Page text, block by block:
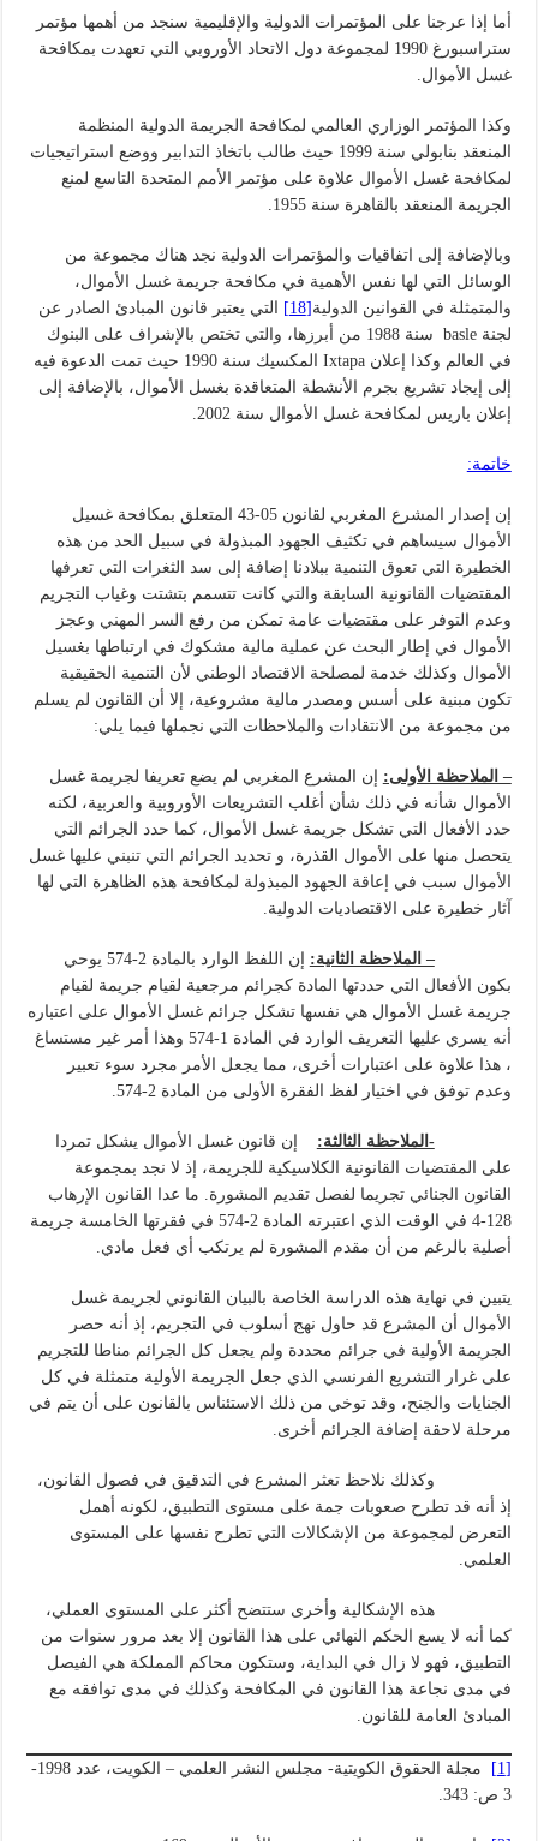
أما إذا عرجنا على المؤتمرات الدولية والإقليمية سنجد من أهمها مؤتمر
ستراسبورغ 1990 لمجموعة دول الاتحاد الأوروبي التي تعهدت بمكافحة
غسل الأموال.
وكذا المؤتمر الوزاري العالمي لمكافحة الجريمة الدولية المنظمة
المنعقد بنابولي سنة 1999 حيث طالب باتخاذ التدابير ووضع استراتيجيات
لمكافحة غسل الأموال علاوة على مؤتمر الأمم المتحدة التاسع لمنع
الجريمة المنعقد بالقاهرة سنة 1955.
وبالإضافة إلى اتفاقيات والمؤتمرات الدولية نجد هناك مجموعة من
الوسائل التي لها نفس الأهمية في مكافحة جريمة غسل الأموال،
والمتمثلة في القوانين الدولية [18]
التي يعتبر قانون المبادئ الصادر عن
لجنة basle سنة 1988 من أبرزها، والتي تختص بالإشراف على البنوك
في العالم وكذا إعلان Ixtapa المكسيك سنة 1990 حيث تمت الدعوة فيه
إلى إيجاد تشريع بجرم الأنشطة المتعاقدة بغسل الأموال، بالإضافة إلى
إعلان باريس لمكافحة غسل الأموال سنة 2002.
خاتمة:
إن إصدار المشرع المغربي لقانون 05-43 المتعلق بمكافحة غسيل
الأموال سيساهم في تكثيف الجهود المبذولة في سبيل الحد من هذه
الخطيرة التي تعوق التنمية ببلادنا إضافة إلى سد الثغرات التي تعرفها
المقتضيات القانونية السابقة والتي كانت تتسمم بتشتت وغياب التجريم
وعدم التوفر على مقتضيات عامة تمكن من رفع السر المهني وعجز
الأموال في إطار البحث عن عملية مالية مشكوك في ارتباطها بغسيل
الأموال وكذلك خدمة لمصلحة الاقتصاد الوطني لأن التنمية الحقيقية
تكون مبنية على أسس ومصدر مالية مشروعية، إلا أن القانون لم يسلم
من مجموعة من الانتقادات والملاحظات التي نجملها فيما يلي:
– الملاحظة الأولى: إن المشرع المغربي لم يضع تعريفا لجريمة غسل
الأموال شأنه في ذلك شأن أغلب التشريعات الأوروبية والعربية، لكنه
حدد الأفعال التي تشكل جريمة غسل الأموال، كما حدد الجرائم التي
يتحصل منها على الأموال القذرة، و تحديد الجرائم التي تنبني عليها غسل
الأموال سبب في إعاقة الجهود المبذولة لمكافحة هذه الظاهرة التي لها
آثار خطيرة على الاقتصاديات الدولية.
– الملاحظة الثانية:
إن اللفظ الوارد بالمادة 2-574 يوحي
بكون الأفعال التي حددتها المادة كجرائم مرجعية لقيام جريمة لقيام
جريمة غسل الأموال هي نفسها تشكل جرائم غسل الأموال على اعتباره
أنه يسري عليها التعريف الوارد في المادة 1-574 وهذا أمر غير مستساغ
، هذا علاوة على اعتبارات أخرى، مما يجعل الأمر مجرد سوء تعبير
وعدم توفق في اختيار لفظ الفقرة الأولى من المادة 2-574.
-الملاحظة الثالثة: إن قانون غسل الأموال يشكل تمردا
على المقتضيات القانونية الكلاسيكية للجريمة، إذ لا نجد بمجموعة
القانون الجنائي تجريما لفصل تقديم المشورة. ما عدا القانون الإرهاب
128-4 في الوقت الذي اعتبرته المادة 2-574 في فقرتها الخامسة جريمة
أصلية بالرغم من أن مقدم المشورة لم يرتكب أي فعل مادي.
يتبين في نهاية هذه الدراسة الخاصة بالبيان القانوني لجريمة غسل
الأموال أن المشرع قد حاول نهج أسلوب في التجريم، إذ أنه حصر
الجريمة الأولية في جرائم محددة ولم يجعل كل الجرائم مناطا للتجريم
على غرار التشريع الفرنسي الذي جعل الجريمة الأولية متمثلة في كل
الجنايات والجنح، وقد توخي من ذلك الاستئناس بالقانون على أن يتم في
مرحلة لاحقة إضافة الجرائم أخرى.
وكذلك نلاحظ تعثر المشرع في التدقيق في فصول القانون،
إذ أنه قد تطرح صعوبات جمة على مستوى التطبيق، لكونه أهمل
التعرض لمجموعة من الإشكالات التي تطرح نفسها على المستوى
العلمي.
هذه الإشكالية وأخرى ستتضح أكثر على المستوى العملي،
كما أنه لا يسع الحكم النهائي على هذا القانون إلا بعد مرور سنوات من
التطبيق، فهو لا زال في البداية، وستكون محاكم المملكة هي الفيصل
في مدى نجاعة هذا القانون في المكافحة وكذلك في مدى توافقه مع
المبادئ العامة للقانون.
[1]
مجلة الحقوق الكويتية- مجلس النشر العلمي – الكويت، عدد 1998-
3 ص: 343.